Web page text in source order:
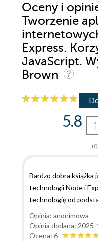
Oceny i
Tworzenie
Express.
JavaScript.
Brown
1
5.8
Bardzo dobra książka
technologii Node i
technologię od
Opinia: anonimowa
Opinia dodana:
Ocena: 6